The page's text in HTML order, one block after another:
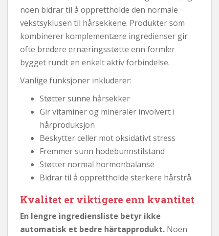
noen bidrar til å opprettholde den normale
vekstsyklusen til hårsekkene. Produkter som
kombinerer komplementære ingredienser gir
ofte bredere ernæringsstøtte enn formler
bygget rundt en enkelt aktiv forbindelse.
Vanlige funksjoner inkluderer:
Støtter sunne hårsekker
Gir vitaminer og mineraler involvert i
hårproduksjon
Beskytter celler mot oksidativt stress
Fremmer sunn hodebunnstilstand
Støtter normal hormonbalanse
Bidrar til å opprettholde sterkere hårstrå
Kvalitet er viktigere enn kvantitet
En lengre ingrediensliste betyr ikke
automatisk et bedre hårtapprodukt. Noen